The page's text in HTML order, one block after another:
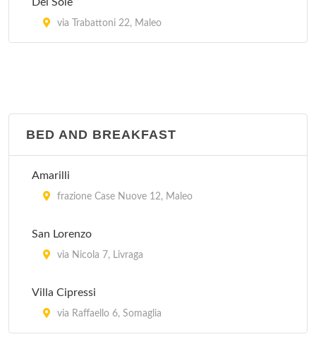
Lodi via Trabattoni 22, Maleo
BED AND BREAKFAST
Amarilli
frazione Case Nuove 12, Maleo
San Lorenzo
via Nicola 7, Livraga
Villa Cipressi
via Raffaello 6, Somaglia